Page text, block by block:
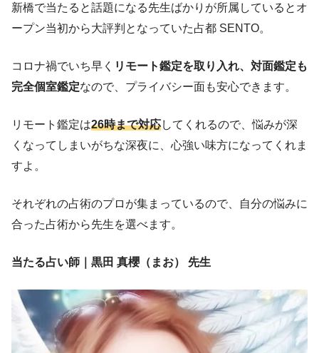
新橋で当たると話題になる先生ばかりが所属しているとオ
ープン当初から大評判となっていた占都 SENTO。
コロナ禍でいち早く リモート鑑定を取り入れ、対面鑑定も
完全個室鑑定なので、プライバシー面も安心できます。
リモート鑑定は26時まで対応してくれるので、悩みが深
くなってしまいがちな深夜に、心強い味方になってくれま
すよ。
それぞれの占術のプロが集まっているので、自分の悩みに
合った占術から先生を選べます。
当たる占い師｜黒田 真櫻（まお） 先生